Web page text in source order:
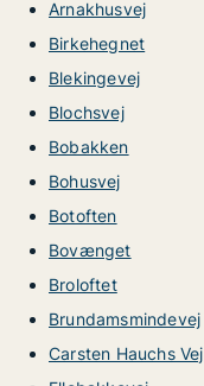
Arnakhusvej
Birkehegnet
Blekingevej
Blochsvej
Bobakken
Bohusvej
Botoften
Bovænget
Broloftet
Brundamsmindevej
Carsten Hauchs Vej